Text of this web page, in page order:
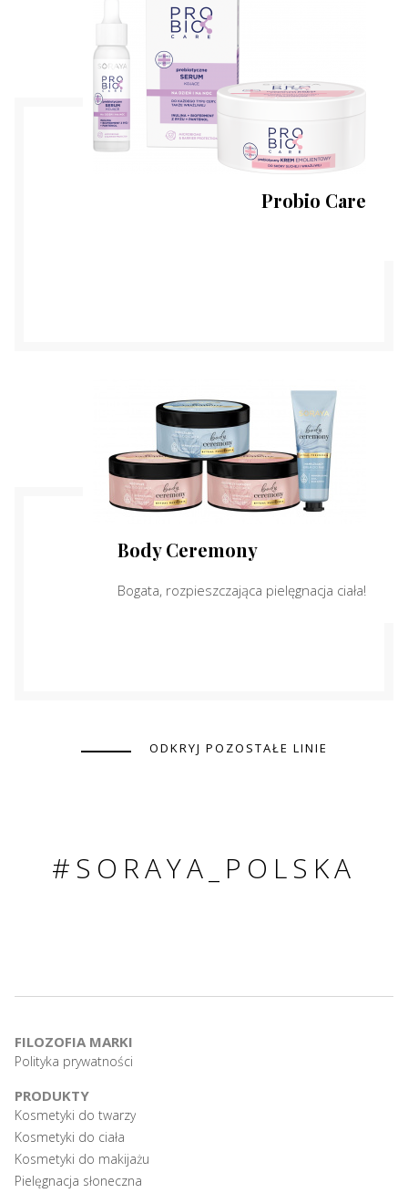
Probio Care
Body Ceremony
Bogata, rozpieszczająca pielęgnacja ciała!
ODKRYJ POZOSTAŁE LINIE
#SORAYA_POLSKA
FILOZOFIA MARKI
Polityka prywatności
PRODUKTY
Kosmetyki do twarzy
Kosmetyki do ciała
Kosmetyki do makijażu
Pielęgnacja słoneczna